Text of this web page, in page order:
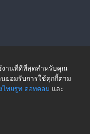
งานที่ดีที่สุดสำหรับคุณ
ยอมรับการใช้คุกกี้ตาม
ทยรูท ดอทคอม และ